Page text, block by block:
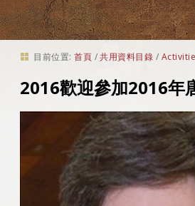
目前位置: 首頁 /共用資料目錄 /
2016歡迎參加2016年